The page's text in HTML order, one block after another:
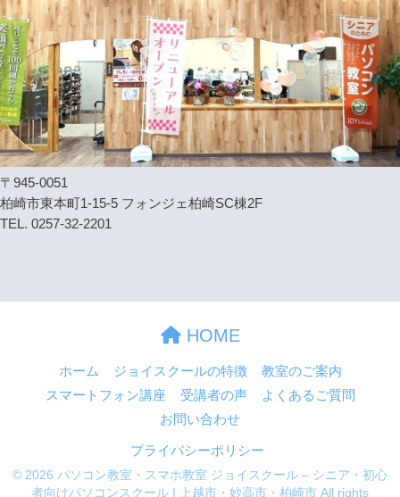
〒945-0051
柏崎市東本町1-15-5 フォンジェ柏崎SC棟2F
TEL. 0257-32-2201
HOME
ホーム ジョイスクールの特徴
教室のご案内
スマートフォン講座
受講者の声
よくあるご質問
お問い合わせ
プライバシーポリシー
© 2026 パソコン教室・スマホ教室 ジョイスクール – シニア・初心
者向けパソコンスクール | 上越市・妙高市・柏崎市 All rights